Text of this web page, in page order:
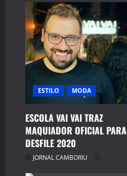
ESTILO MODA
ESCOLA VAI VAI TRAZ
MAQUIADOR OFICIAL PARA
DESFILE 2020
JORNAL CAMBORIU